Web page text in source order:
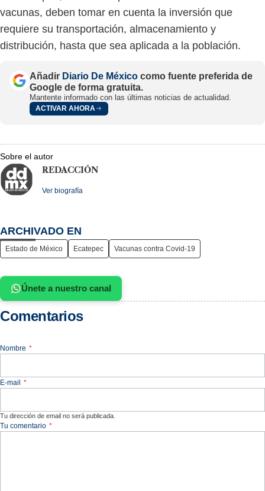
vacunas, deben tomar en cuenta la inversión que
requiere su transportación, almacenamiento y
distribución, hasta que sea aplicada a la población.
Añadir Diario De México como fuente preferida de
Google de forma gratuita.
Mantente informado con las últimas noticias de actualidad.
ACTIVAR AHORA
Sobre el autor
REDACCIÓN
Ver biografía
ARCHIVADO EN
Estado de México Ecatepec Vacunas contra Covid-19
Únete a nuestro canal
Comentarios
Nombre *
E-mail *
Tu dirección de email no será publicada.
Tu comentario *